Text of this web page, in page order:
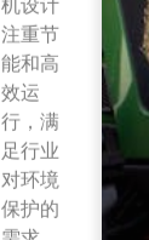
注重节
能和高
效运
行，满
足行业
对环境
保护的
需求。